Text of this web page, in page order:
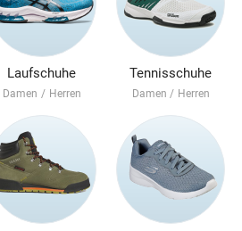
Laufschuhe
Damen / Herren
Tennisschuhe
Damen / Herren